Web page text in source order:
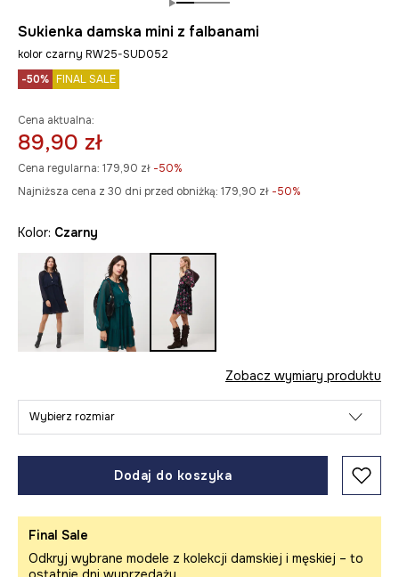
Sukienka damska mini z falbanami
kolor czarny RW25-SUD052
-50% FINAL SALE
Cena aktualna:
89,90 zł
Cena regularna: 179,90 zł -50%
Najniższa cena z 30 dni przed obniżką: 179,90 zł -50%
Kolor: czarny
Zobacz wymiary produktu
Wybierz rozmiar
Dodaj do koszyka
Final Sale
Odkryj wybrane modele z kolekcji damskiej i męskiej – to